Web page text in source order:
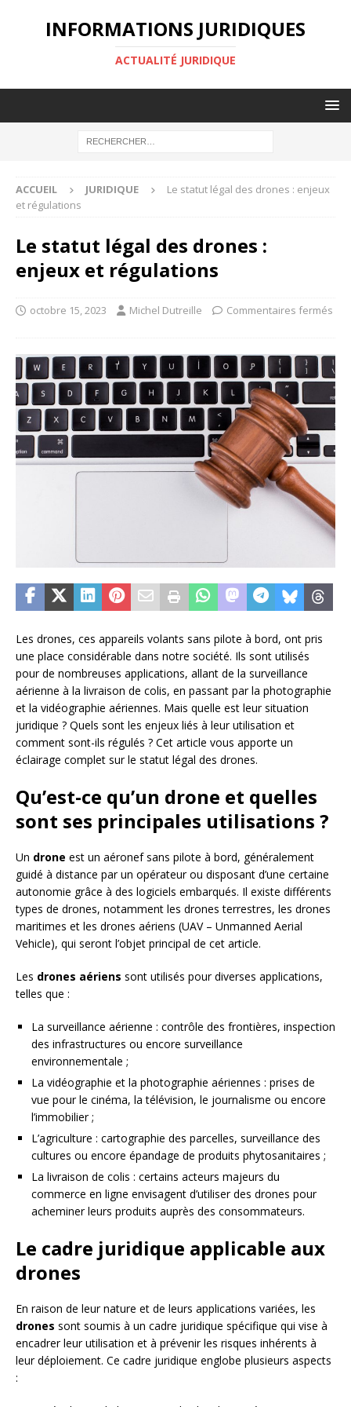
INFORMATIONS JURIDIQUES
ACTUALITÉ JURIDIQUE
ACCUEIL JURIDIQUE
Le statut légal des drones : enjeux
et régulations
Le statut légal des drones :
enjeux et régulations
octobre 15, 2023 Michel Dutreille Commentaires fermés
Les drones, ces appareils volants sans pilote à bord, ont pris
une place considérable dans notre société. Ils sont utilisés
pour de nombreuses applications, allant de la surveillance
aérienne à la livraison de colis, en passant par la photographie
et la vidéographie aériennes. Mais quelle est leur situation
juridique ? Quels sont les enjeux liés à leur utilisation et
comment sont-ils régulés ? Cet article vous apporte un
éclairage complet sur le statut légal des drones.
Qu’est-ce qu’un drone et quelles
sont ses principales utilisations ?
Un drone est un aéronef sans pilote à bord, généralement
guidé à distance par un opérateur ou disposant d’une certaine
autonomie grâce à des logiciels embarqués. Il existe différents
types de drones, notamment les drones terrestres, les drones
maritimes et les drones aériens (UAV – Unmanned Aerial
Vehicle), qui seront l’objet principal de cet article.
Les drones aériens sont utilisés pour diverses applications,
telles que :
La surveillance aérienne : contrôle des frontières, inspection
des infrastructures ou encore surveillance
environnementale ;
La vidéographie et la photographie aériennes : prises de
vue pour le cinéma, la télévision, le journalisme ou encore
l’immobilier ;
L’agriculture : cartographie des parcelles, surveillance des
cultures ou encore épandage de produits phytosanitaires ;
La livraison de colis : certains acteurs majeurs du
commerce en ligne envisagent d’utiliser des drones pour
acheminer leurs produits auprès des consommateurs.
Le cadre juridique applicable aux
drones
En raison de leur nature et de leurs applications variées, les
drones sont soumis à un cadre juridique spécifique qui vise à
encadrer leur utilisation et à prévenir les risques inhérents à
leur déploiement. Ce cadre juridique englobe plusieurs aspects
: